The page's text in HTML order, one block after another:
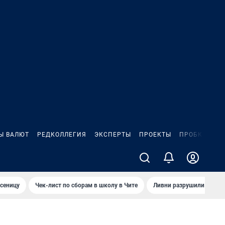
ВАЛЮТ РЕДКОЛЛЕГИЯ ЭКСПЕРТЫ ПРОЕКТЫ ПРОБКИ
Чек-лист по сборам в школу в Чите Ливни разрушили